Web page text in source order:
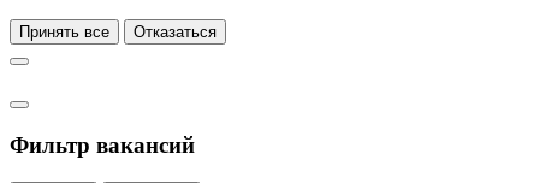
Принять все Отказаться
Фильтр вакансий